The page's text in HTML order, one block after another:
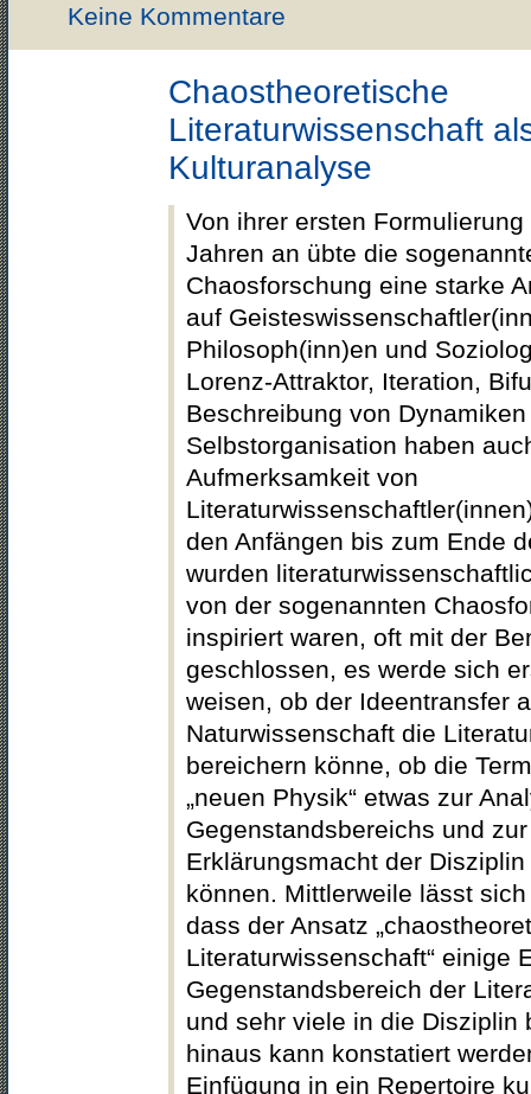
Keine Kommentare
Chaostheoretische
Literaturwissenschaft
Kulturanalyse
Von ihrer ersten
Jahren an übte die
Chaosforschung eine starke
auf
Philosoph(inn)en und
Lorenz-Attraktor, Iteration,
Beschreibung von
Selbstorganisation haben
Aufmerksamkeit von
den Anfängen bis zum Ende
wurden
von der sogenannten
inspiriert waren, oft mit der
geschlossen, es werde sich
weisen, ob der Ideentransfer
Naturwissenschaft die
bereichern könne, ob die
„neuen Physik“ etwas zur
Gegenstandsbereichs und zur
Erklärungsmacht der
können. Mittlerweile lässt
dass der Ansatz
Literaturwissenschaft“ einige
Gegenstandsbereich der
und sehr viele in die Disziplin
hinaus kann konstatiert
Einfügung in ein Repertoire